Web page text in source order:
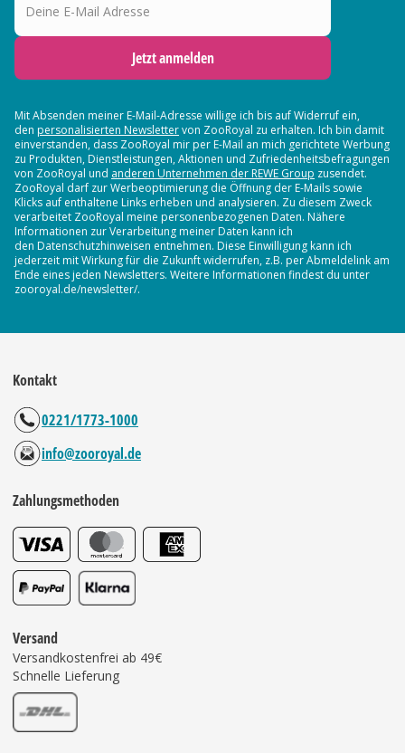
Jetzt anmelden
Mit Absenden meiner E-Mail-Adresse willige ich bis auf Widerruf ein,
den personalisierten Newslettervon ZooRoyal zu erhalten. Ich bin damit
einverstanden, dass ZooRoyal mir per E-Mail an mich gerichtete Werbung
zu Produkten, Dienstleistungen, Aktionen und Zufriedenheitsbefragungen
von ZooRoyal und anderen Unternehmen der REWE Group zusendet.
ZooRoyal darf zur Werbeoptimierung die Öffnung der E-Mails sowie
Klicks auf enthaltene Links erheben und analysieren. Zu diesem Zweck
verarbeitet ZooRoyal meine personenbezogenen Daten. Nähere
Informationen zur Verarbeitung meiner Daten kann ich
den Datenschutzhinweisen entnehmen. Diese Einwilligung kann ich
jederzeit mit Wirkung für die Zukunft widerrufen, z.B. per Abmeldelink am
Ende eines jeden Newsletters. Weitere Informationen findest du unter
zooroyal.de/newsletter/.
Kontakt
0221/1773-1000
info@zooroyal.de
Zahlungsmethoden
Versand
Versandkostenfrei ab 49€
Schnelle Lieferung